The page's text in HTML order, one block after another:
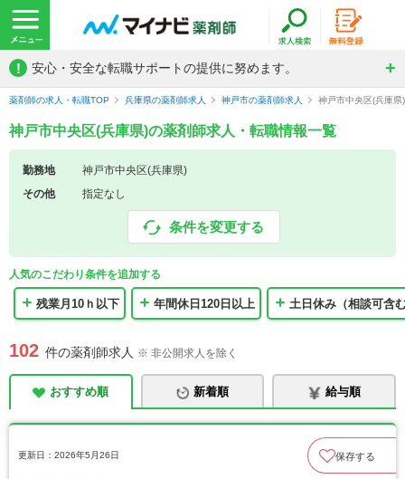
! 安心・安全な転職サポートの提供に努めます。
薬剤師の求人・転職TOP 兵庫県の薬剤師求人 神戸市の薬剤師求人 神戸市中央区(兵庫
神戸市中央区(兵庫県)の薬剤師求人・転職情報一覧
勤務地
神戸市中央区(兵庫県)
その他
指定なし
条件を変更する
人気のこだわり条件を追加する
残業月10ｈ以下 年間休日120日以上 土日休み（相談可含
102 件の薬剤師求人 ※ 非公開求人を除く
おすすめ順 新着順 給与順
更新日：2026年5月26日 保存する